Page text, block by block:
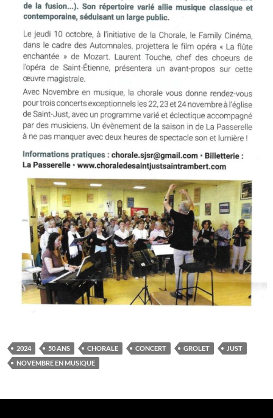
2024 50 ANS CHORALE CONCERT GROLET
JUST
NOVEMBRE EN MUSIQUE